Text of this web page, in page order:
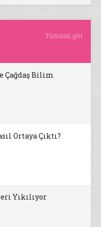
Tümünü gör
Çağdaş Bilim
Ortaya Çıktı?
Yıkılıyor